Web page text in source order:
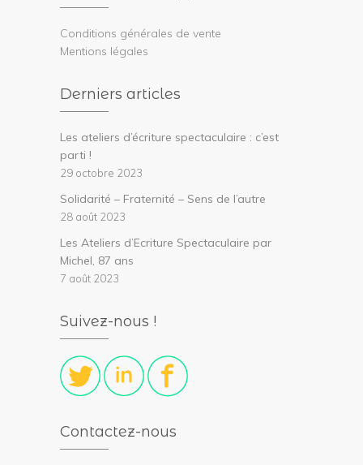
Conditions générales de vente
Mentions légales
Derniers articles
Les ateliers d’écriture spectaculaire : c’est
parti !
29 octobre 2023
Solidarité – Fraternité – Sens de l’autre
28 août 2023
Les Ateliers d’Ecriture Spectaculaire par
Michel, 87 ans
7 août 2023
Suivez-nous !
Contactez-nous